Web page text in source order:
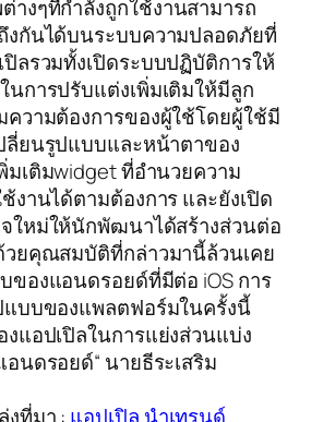
งๆที่กำลังถูกใช้งานสามารถ
งกันได้บนระบบความปลอดภัยที่
ลรวมทั้งเปิดระบบปฏิบัติการให้
การปรับแต่งเพิ่มเติมให้มีลูก
วามต้องการของผู้ใช้โดยผู้ใช้มี
ลี่ยนรูปแบบและหน้าตาของ
มเติมwidget ที่อำนวยความ
งานได้ตามต้องการ และยังเปิด
ใหม่ให้นักพัฒนาได้สร้างส่วนต่อ
วยคุณสมบัติที่กล่าวมานี้ล้วนเคย
ของแอนดรอยด์ที่มีต่อ iOS การ
แบบของแพลตฟอร์มในครั้งนี้
แอปเปิลในการแย่งส่วนแบ่ง
นดรอยด์“ นายธีระเสริม